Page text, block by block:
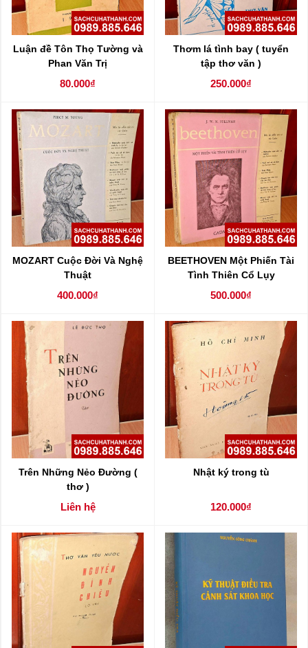
Luận đề Tôn Thọ Tường và
Phan Văn Trị
80.000₫
Thơm lá tình bay ( tuyển
tập thơ văn )
250.000₫
MOZART Cuộc Đời Và Nghệ
Thuật
400.000₫
BEETHOVEN Một Phiến Tài
Tình Thiên Cổ Lụy
500.000₫
Trên Những Nẻo Đường (
thơ )
Liên hệ
Nhật ký trong tù
120.000₫